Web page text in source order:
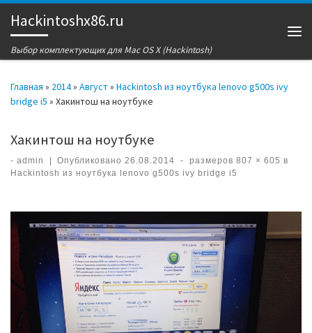
Перейти к содержимому
Hackintoshx86.ru
Выбор комплектующих для Mac OS X (Hackintosh)
Главная » 2014» Август» Hackintosh из ноутбука lenovo g500s ivy
bridge i5 » Хакинтош на ноутбуке
Хакинтош на ноутбуке
- admin Опубликовано26.08.2014 - размеров 807 × 605 в
Hackintosh из ноутбука lenovo g500s ivy bridge i5
Навигация по изображениям